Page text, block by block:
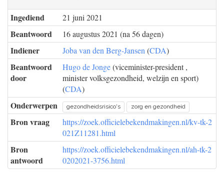
Ingediend 21 juni 2021
Beantwoord 16 augustus 2021 (na 56 dagen)
Indiener Joba van den Berg-Jansen (CDA)
Beantwoord
door
Hugo de Jonge(viceminister-president ,
minister volksgezondheid, welzijn en sport)
(CDA)
Onderwerpen gezondheidsrisico's zorg en gezondheid
Bron vraag
https://zoek.officielebekendmakingen.nl/kv-tk-2
021Z11281.html
Bron
antwoord
https://zoek.officielebekendmakingen.nl/ah-tk-2
0202021-3756.html